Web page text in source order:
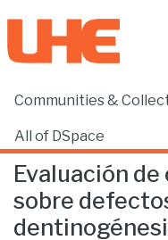
Communities &
All of DSpace
Statistics
Home
Evaluación
sobre